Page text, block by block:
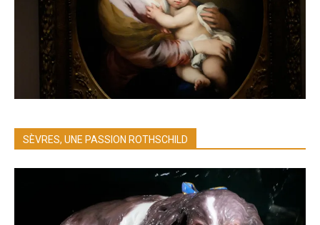
SÈVRES, UNE PASSION ROTHSCHILD